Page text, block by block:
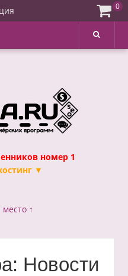
номер 1
▼
место ↑
Новости
0